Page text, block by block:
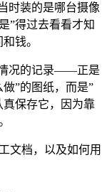
时装的是哪台摄像
”得过去看看才知
钱。
况的记录——正是
”的图纸，而是”
保存它，因为靠
文档，以及如何用